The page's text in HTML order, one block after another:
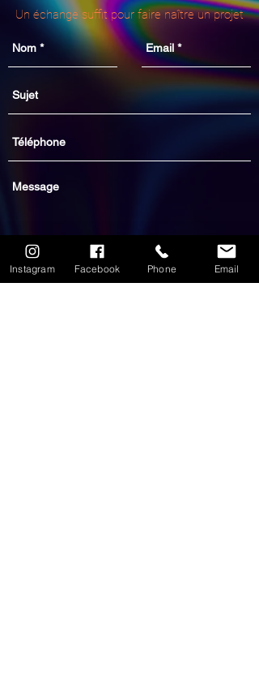
Un échange suffit pour faire naître un projet
Instagram Facebook Phone Email